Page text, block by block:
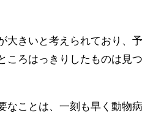
大きいと考えられており、予
ころはっきりしたものは見つ
なことは、一刻も早く動物病